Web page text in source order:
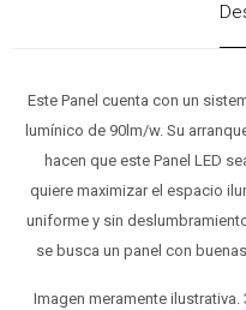
Este Panel cuenta con un
lumínico de 90lm/w. Su
hacen que este Panel LED
quiere maximizar el espacio
uniforme y sin
se busca un panel con
Imagen meramente